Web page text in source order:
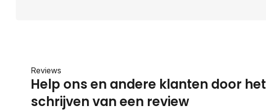
Reviews
Help ons en andere klanten door het
schrijven van een review